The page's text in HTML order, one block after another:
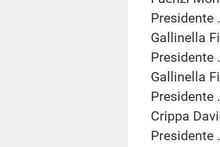
Presidente
Gallinella
Presidente
Gallinella
Presidente
Crippa
Presidente